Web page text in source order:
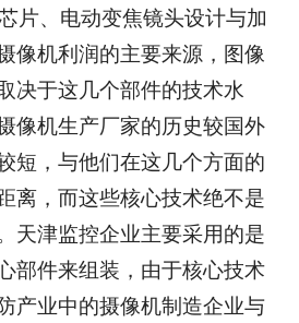
片、电动变焦镜头设计与加
像机利润的主要来源，图像
决于这几个部件的技术水
像机生产厂家的历史较国外
短，与他们在这几个方面的
离，而这些核心技术绝不是
天津监控企业主要采用的是
部件来组装，由于核心技术
产业中的摄像机制造企业与